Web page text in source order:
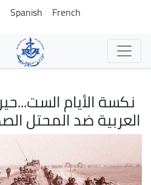
Pasar
al
contenido
principal
Spanish French
نكسة الأيام
العربية ضد المحتل